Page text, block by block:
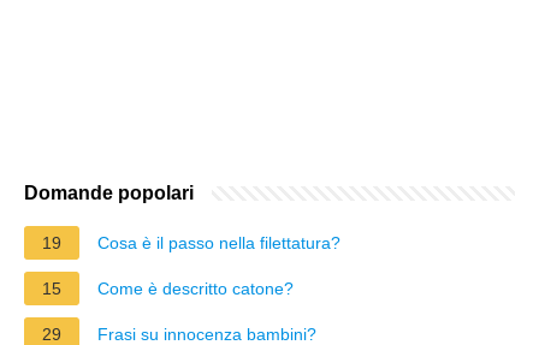
Domande popolari
19 Cosa è il passo nella filettatura?
15 Come è descritto catone?
29 Frasi su innocenza bambini?